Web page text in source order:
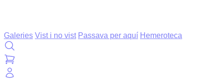
Galeries Vist i no vist Passava per aquí Hemeroteca